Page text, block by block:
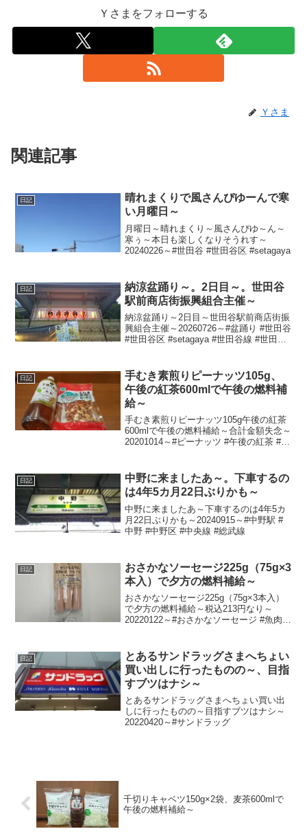
Ｙさまをフォローする
Ｙさま
関連記事
日記
晴れまくりで風さんぴゆーんで寒
い月曜日～
月曜日～晴れまくり～風さんぴゆ～ん～
寒ぅ～本日も楽しくなりそうれす～
20240226～#世田谷 #世田谷区 #setagaya
日記
納涼盆踊り～。2日目～。世田谷
駅前商店街振興組合主催～
納涼盆踊り～2日目～世田谷駅前商店街振
興組合主催～20260726～#盆踊り #世田谷
#世田谷区 #setagaya #世田谷線 #世田谷
日記
手むき素煎りピーナッツ105g、
午後の紅茶600mlで午後の燃料補
給～
手むき素煎りピーナッツ105g午後の紅茶
600mlで午後の燃料補給～合計金額失念～
20201014～#ピーナッツ #午後の紅茶 #紅
日記
中野に来ましたあ～。下車するの
は4年5カ月22日ぶりかも～
中野に来ましたあ～下車するのは4年5カ
月22日ぶりかも～20240915～#中野駅 #
中野 #中野区 #中央線 #総武線
日記
おさかなソーセージ225g（75g×3
本入）で夕方の燃料補給～
おさかなソーセージ225g（75g×3本入）
で夕方の燃料補給～税込213円なり～
20220122～#おさかなソーセージ #魚肉ソ
日記
とあるサンドラッグさまへちょい
買い出しに行ったものの～、目指
すブツはナシ～
とあるサンドラッグさまへちょい買い出
しに行ったものの～目指すブツはナシ～
20220420～#サンドラッグ
千切りキャベツ150g×2袋、麦茶600mlで
午後の燃料補給～